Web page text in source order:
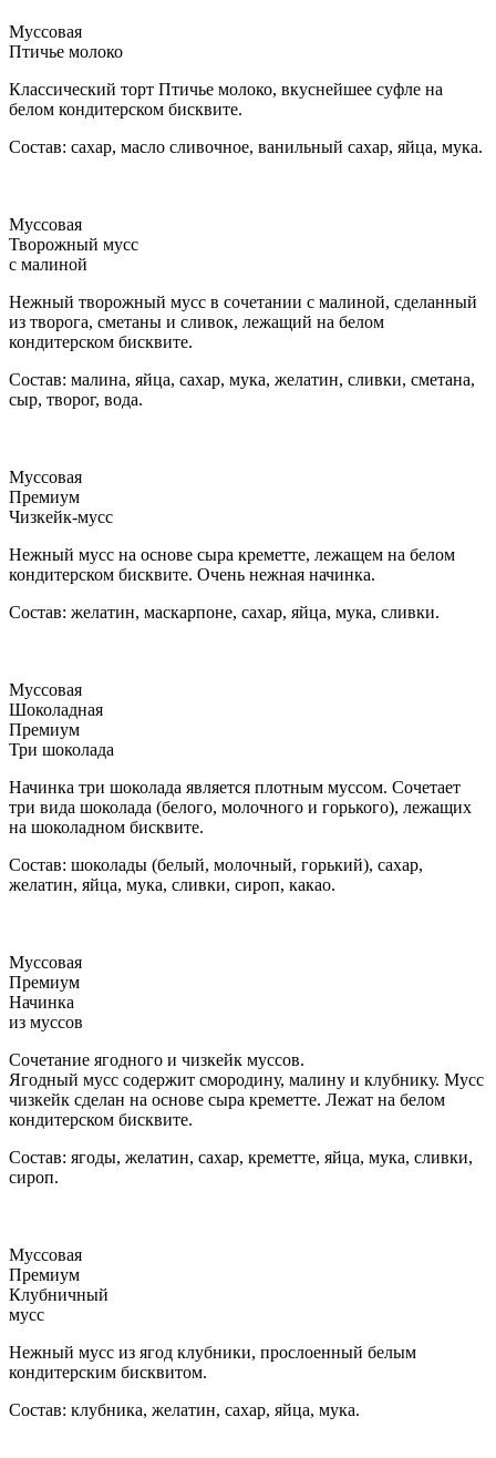
Муссовая
Птичье молоко
Классический торт Птичье молоко, вкуснейшее суфле на
белом кондитерском бисквите.
Состав: сахар, масло сливочное, ванильный сахар, яйца, мука.
Муссовая
Творожный мусс
с малиной
Нежный творожный мусс в сочетании с малиной, сделанный
из творога, сметаны и сливок, лежащий на белом
кондитерском бисквите.
Состав: малина, яйца, сахар, мука, желатин, сливки, сметана,
сыр, творог, вода.
Муссовая
Премиум
Чизкейк-мусс
Нежный мусс на основе сыра креметте, лежащем на белом
кондитерском бисквите. Очень нежная начинка.
Состав: желатин, маскарпоне, сахар, яйца, мука, сливки.
Муссовая
Шоколадная
Премиум
Три шоколада
Начинка три шоколада является плотным муссом. Сочетает
три вида шоколада (белого, молочного и горького), лежащих
на шоколадном бисквите.
Состав: шоколады (белый, молочный, горький), сахар,
желатин, яйца, мука, сливки, сироп, какао.
Муссовая
Премиум
Начинка
из муссов
Сочетание ягодного и чизкейк муссов.
Ягодный мусс содержит смородину, малину и клубнику. Мусс
чизкейк сделан на основе сыра креметте. Лежат на белом
кондитерском бисквите.
Состав: ягоды, желатин, сахар, креметте, яйца, мука, сливки,
сироп.
Муссовая
Премиум
Клубничный
мусс
Нежный мусс из ягод клубники, прослоенный белым
кондитерским бисквитом.
Состав: клубника, желатин, сахар, яйца, мука.